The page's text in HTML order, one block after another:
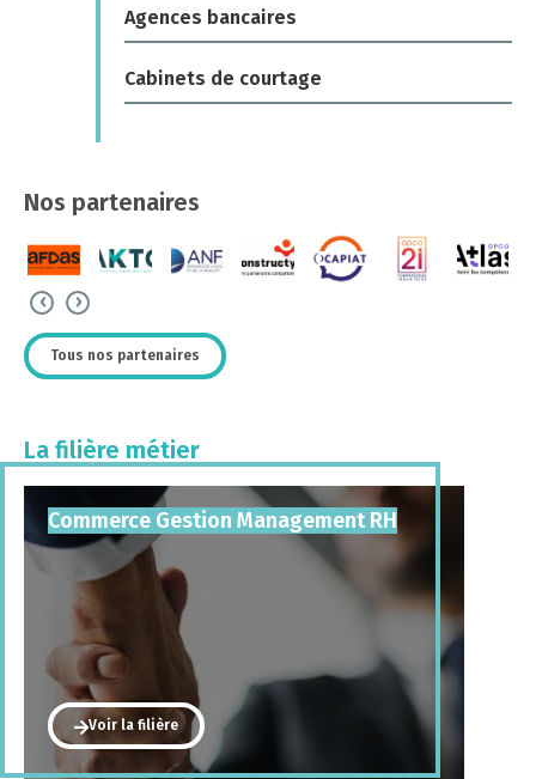
Agences bancaires
Cabinets de courtage
Nos partenaires
‹ ›
Tous nos partenaires
La filière métier
Commerce Gestion Management RH
Voir la filière